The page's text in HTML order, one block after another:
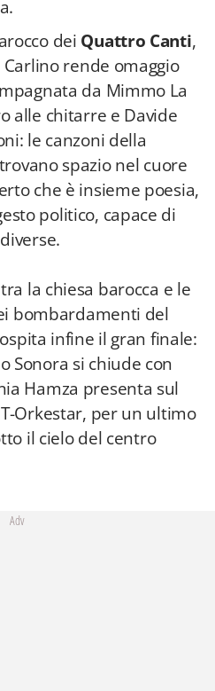
dei Quattro Canti,
Carlino rende omaggio
da Mimmo La
alle chitarre e Davide
le canzoni della
spazio nel cuore
che è insieme poesia,
politico, capace di
la chiesa barocca e le
bombardamenti del
ospita infine il gran finale:
Sonora si chiude con
Hamza presenta sul
Orkestar, per un ultimo
il cielo del centro
Adv